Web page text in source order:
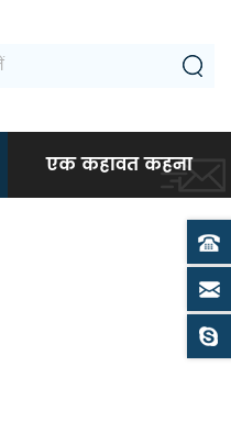
एक कहावत कहना